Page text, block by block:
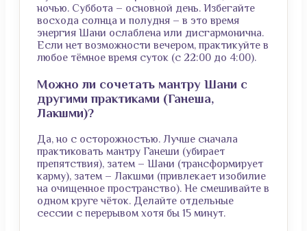
ночью. Суббота – основной день. Избегайте
восхода солнца и полудня – в это время
энергия Шани ослаблена или дисгармонична.
Если нет возможности вечером, практикуйте в
любое тёмное время суток (с 22:00 до 4:00).
Можно ли сочетать мантру Шани с
другими практиками (Ганеша,
Лакшми)?
Да, но с осторожностью. Лучше сначала
практиковать мантру Ганеши (убирает
препятствия), затем – Шани (трансформирует
карму), затем – Лакшми (привлекает изобилие
на очищенное пространство). Не смешивайте в
одном круге чёток. Делайте отдельные
сессии с перерывом хотя бы 15 минут.